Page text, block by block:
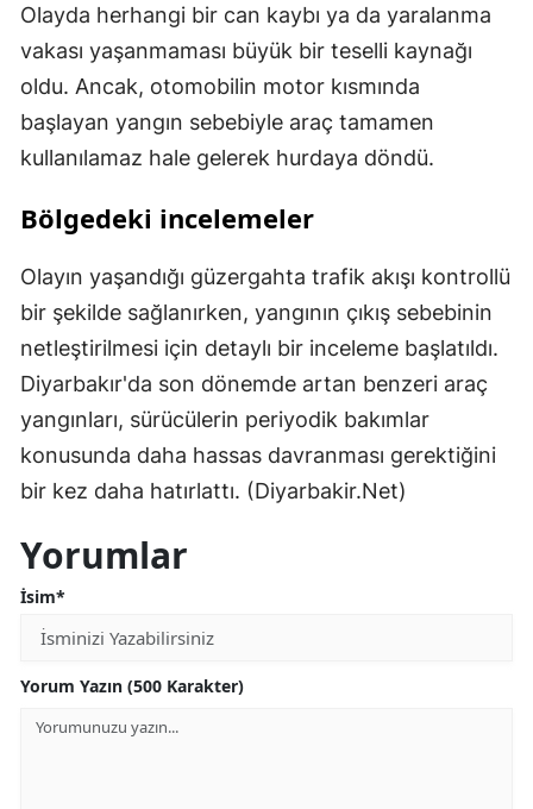
Olayda herhangi bir can kaybı ya da yaralanma
vakası yaşanmaması büyük bir teselli kaynağı
oldu. Ancak, otomobilin motor kısmında
başlayan yangın sebebiyle araç tamamen
kullanılamaz hale gelerek hurdaya döndü.
Bölgedeki incelemeler
Olayın yaşandığı güzergahta trafik akışı kontrollü
bir şekilde sağlanırken, yangının çıkış sebebinin
netleştirilmesi için detaylı bir inceleme başlatıldı.
Diyarbakır'da son dönemde artan benzeri araç
yangınları, sürücülerin periyodik bakımlar
konusunda daha hassas davranması gerektiğini
bir kez daha hatırlattı. (Diyarbakir.Net)
Yorumlar
İsim*
Yorum Yazın (500 Karakter)